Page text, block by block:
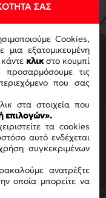
ΤΟ
ΜΑΣ
αγοράς
χρήσηςΟΡΟΥΣ
ΣΑΣ
Cookies,
εξατομικευμένη
κλικ στο κουμπί
προσαρμόσουμε τις
που σας
στα στοιχεία που
επιλογών».
τα cookies
αυτό ενδέχεται
συγκεκριμένων
ανατρέξτε
οποία μπορείτε να